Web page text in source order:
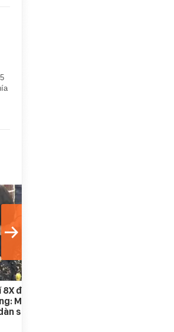
8X được tìm thấy
Mẹ già - bạn
sao thất thần